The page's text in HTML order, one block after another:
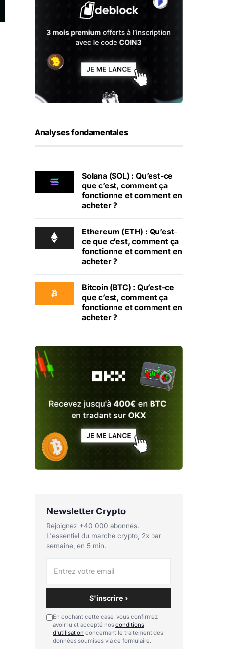
Analyses fondamentales
Solana (SOL) : Qu’est-ce
que c’est, comment ça
fonctionne et comment en
acheter ?
Ethereum (ETH) : Qu’est-
ce que c’est, comment ça
fonctionne et comment en
acheter ?
Bitcoin (BTC) : Qu’est-ce
que c’est, comment ça
fonctionne et comment en
acheter ?
Newsletter Crypto
Rejoignez +40 000 abonnés.
L'essentiel du marché crypto, 2x par
semaine, en 5 min.
S'inscrire ›
En cochant cette case, vous confirmez
avoir lu et accepté nos conditions
d'utilisation concernant le traitement des
données soumises via ce formulaire.